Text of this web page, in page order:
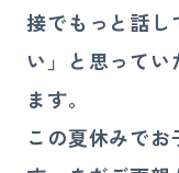
接でもっと話し
い」と思って
ます。
この夏休みで